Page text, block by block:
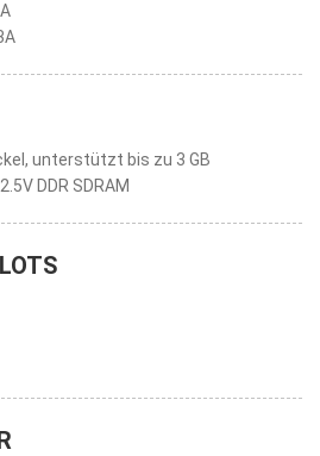
unterstützt bis zu 3 GB
DDR SDRAM